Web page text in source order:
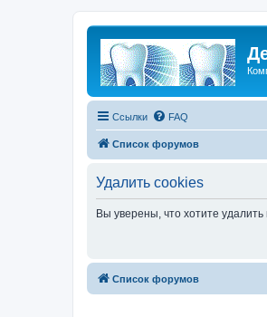
Ссылки FAQ
Список форумов
Удалить cookies
Вы уверены, что хотите
Список форумов